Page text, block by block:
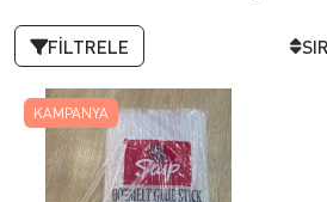
FILTRELE
KAMPANYA